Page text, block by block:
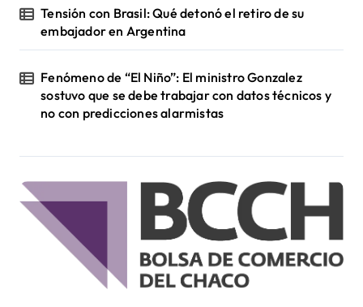
Tensión con Brasil: Qué detonó el retiro de su
embajador en Argentina
Fenómeno de “El Niño”: El ministro Gonzalez
sostuvo que se debe trabajar con datos técnicos y
no con predicciones alarmistas